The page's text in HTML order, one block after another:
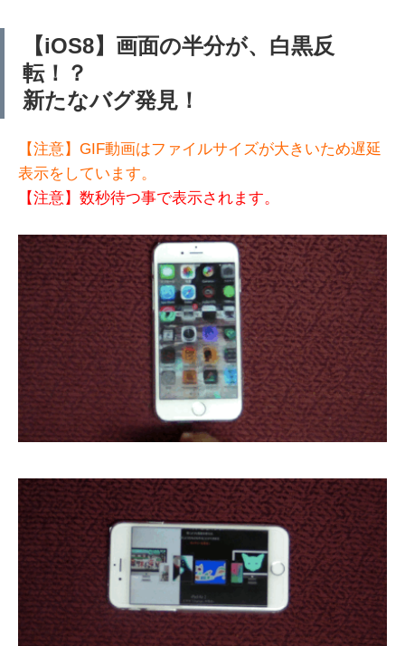
【iOS8】画面の半分が、白黒反
転！？
新たなバグ発見！
【注意】GIF動画はファイルサイズが大きいため遅延
表示をしています。
【注意】数秒待つ事で表示されます。